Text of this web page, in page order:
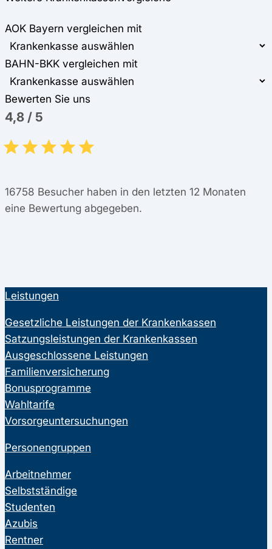
AOK Bayern vergleichen mit
BAHN-BKK vergleichen mit
Bewerten Sie uns
4,8 / 5
16758 Besucher haben in den letzten 12 Monaten
eine Bewertung abgegeben.
Leistungen
Gesetzliche Leistungen der Krankenkassen
Satzungsleistungen der Krankenkassen
Ausgeschlossene Leistungen
Familienversicherung
Bonusprogramme
Wahltarife
Vorsorgeuntersuchungen
Personengruppen
Arbeitnehmer
Selbstständige
Studenten
Azubis
Rentner